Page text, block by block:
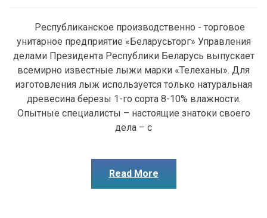
Республиканское производственно - торговое
унитарное предприятие «Беларусьторг» Управления
делами Президента Республики Беларусь выпускает
всемирно известные лыжи марки «Телеханы». Для
изготовления лыж используется только натуральная
древесина березы 1-го сорта 8-10% влажности.
Опытные специалисты – настоящие знатоки своего
дела – с
Read More